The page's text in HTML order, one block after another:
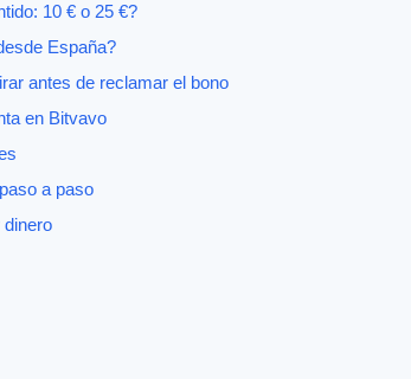
10 € o 25 €?
España?
antes de reclamar el bono
en Bitvavo
a paso
dinero